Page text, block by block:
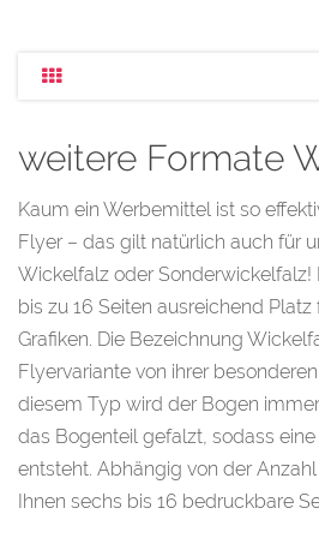
weitere Formate
Kaum ein Werbemittel ist so
Flyer – das gilt natürlich auch für
Wickelfalz oder Sonderwickelfalz!
bis zu 16 Seiten ausreichend
Grafiken. Die Bezeichnung
Flyervariante von ihrer
diesem Typ wird der Bogen
das Bogenteil gefalzt, sodass
entsteht. Abhängig von der
Ihnen sechs bis 16 bedruckbare